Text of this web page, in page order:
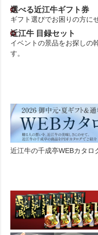
選べる近江牛ギフト券
ギフト選びでお困りの方に
近江牛 目録セット
イベントの景品をお探しの
す。
近江牛の千成亭WEBカタロ